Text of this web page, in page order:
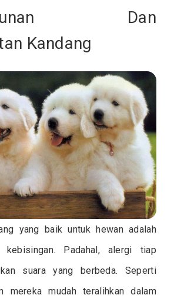
Dan
Kandang
yang baik untuk hewan adalah
kebisingan. Padahal, alergi tiap
suara yang berbeda. Seperti
mereka mudah teralihkan dalam